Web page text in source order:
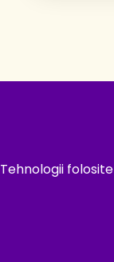
Tehnologii folosite